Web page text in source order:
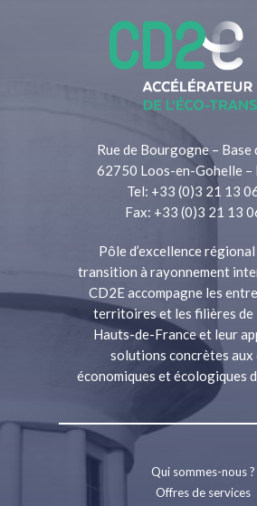
Rue de Bourgogne –
62750 Loos-en-Gohelle –
Tel: +33 (0)3 21 13
Fax: +33 (0)3 21 13
Pôle d’excellence régional
transition à rayonnement
CD2E accompagne les
territoires et les filières de
Hauts-de-France et leur
solutions concrètes aux
économiques et écologiques
Qui sommes-nous ?
Offres de services